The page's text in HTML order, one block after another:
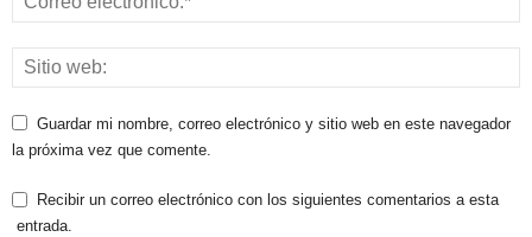
Guardar mi nombre, correo electrónico y sitio web en este navegador
la próxima vez que comente.
Recibir un correo electrónico con los siguientes comentarios a esta
entrada.